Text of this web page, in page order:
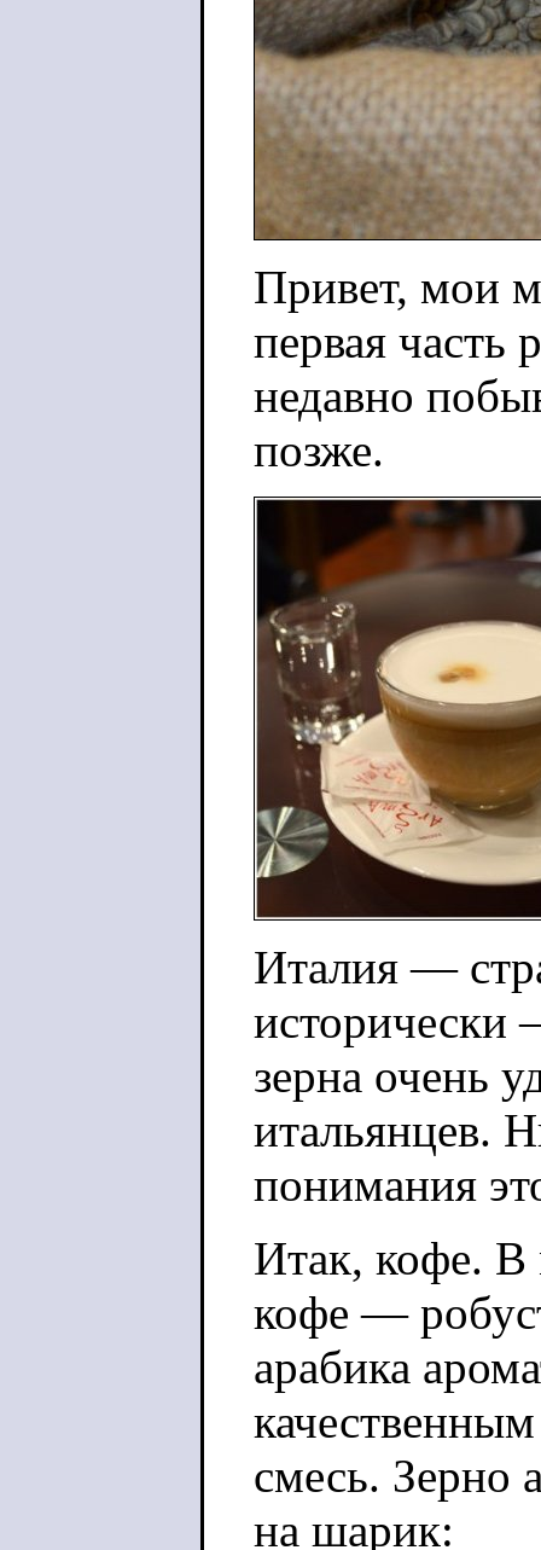
Привет, мои
первая часть
недавно
позже.
Италия —
исторически
зерна очень
итальянцев.
понимания
Итак, кофе. В
кофе —
арабика
смесь. Зерно
на шарик: